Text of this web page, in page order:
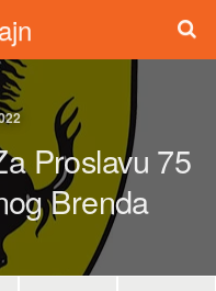
Proslavu 75
Brenda